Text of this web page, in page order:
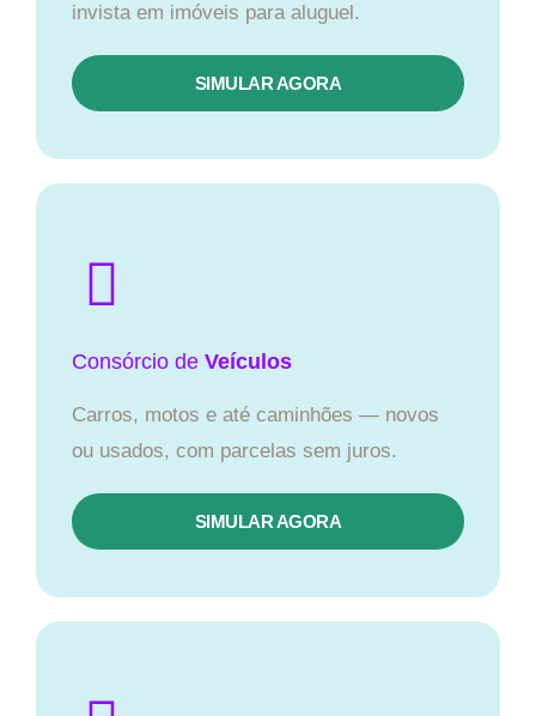
invista em imóveis para aluguel.
SIMULAR AGORA​
Consórcio de Veículos
Carros, motos e até caminhões — novos
ou usados, com parcelas sem juros.
SIMULAR AGORA